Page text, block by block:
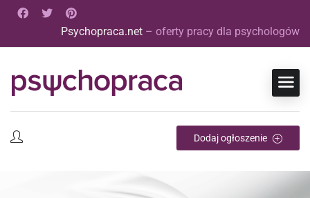
Psychopraca.net – oferty pracy dla psychologów
Dodaj ogłoszenie